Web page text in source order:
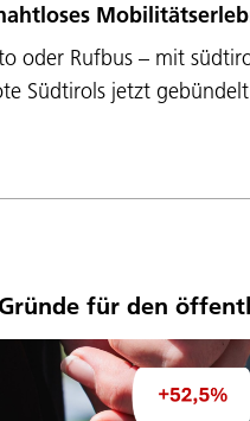
oder Rufbus – mit
Südtirols jetzt
für den